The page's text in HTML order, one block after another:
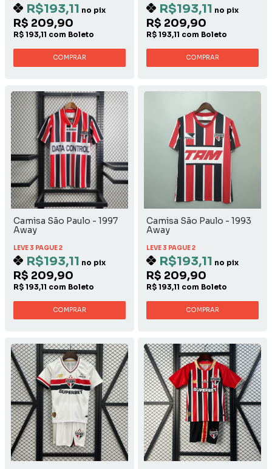
R$193,11 no pix
R$ 209,90
R$ 193,11 com Boleto
COMPRAR
R$193,11 no pix
R$ 209,90
R$ 193,11 com Boleto
COMPRAR
Camisa São Paulo - 1997
Away
LEVE 3 PAGUE 2
R$193,11 no pix
R$ 209,90
R$ 193,11 com Boleto
COMPRAR
Camisa São Paulo - 1993
Away
LEVE 3 PAGUE 2
R$193,11 no pix
R$ 209,90
R$ 193,11 com Boleto
COMPRAR